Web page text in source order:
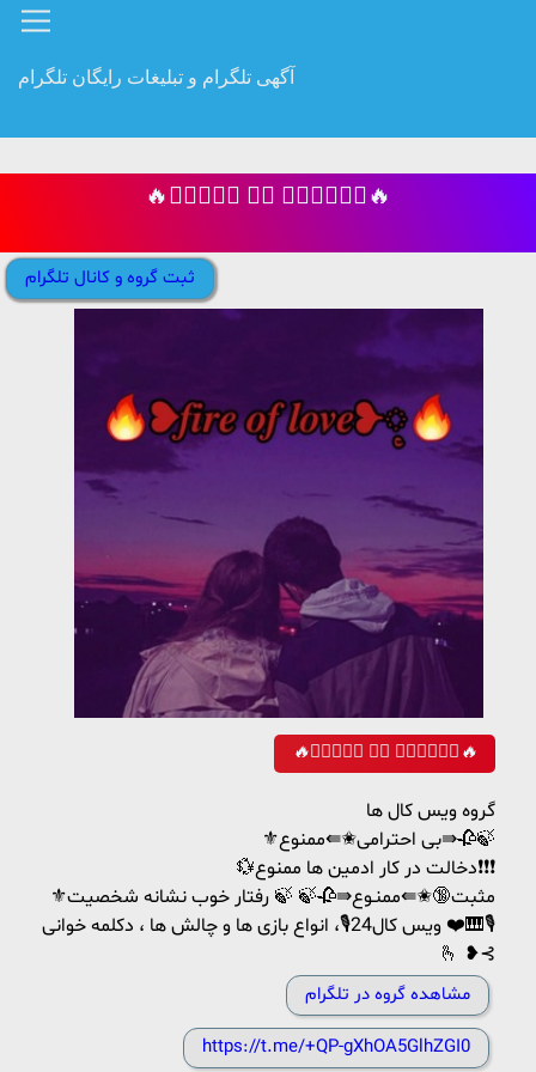
آگهی تلگرام و تبلیغات رایگان تلگرام
🔥❥𝒇𝒊𝒓𝒆 𝒐𝒇 𝒍𝒐𝒗𝒆❥᭬‌🔥
ثبت گروه و کانال تلگرام
🔥❥𝒇𝒊𝒓𝒆 𝒐𝒇 𝒍𝒐𝒗𝒆❥᭬‌🔥
گروه ویس کال ها
⚜بی احترامی✬⇚ممنوع⇛🥀🍃
💱دخالت در کار ادمین ها ممنوع❗❗❗
⚜مثبت🔞✬⇚ممنـوع⇛🥀🍃 🍃 رفتار خوب نشانه شخصیت
❤️ ویس کال24🎙، انواع بازی ها و چالش ها ، دکلمه خوانی🎹🎙
🫰 ❥⊰
مشاهده گروه در تلگرام
https://t.me/+QP-gXhOA5GlhZGI0